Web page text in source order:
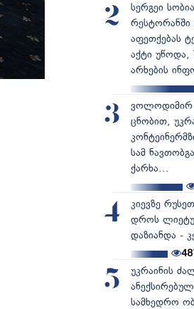
2
სერგეი
აფეთქებას
აქტი
არხების
3
ვოლოდიმირ
ცნობით,
სამ
ქარხა...
4
კიევზე
დროს
დაზიანდა -
5
უკრაინის
სამხედრო